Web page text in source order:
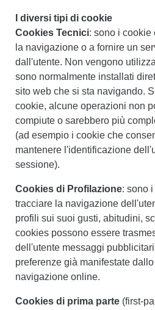
I diversi tipi di cookie
Cookies Tecnici: sono i cookie
la navigazione o a fornire un
dall'utente. Non vengono
sono normalmente installati
sito web che si sta navigando.
cookie, alcune operazioni non
compiute o sarebbero più
(ad esempio i cookie che
mantenere l'identificazione
sessione).
Cookies di Profilazione: sono
tracciare la navigazione
profili sui suoi gusti, abitudini,
cookies possono essere
dell'utente messaggi
preferenze già manifestate
navigazione online.
Cookies di prima parte (first-